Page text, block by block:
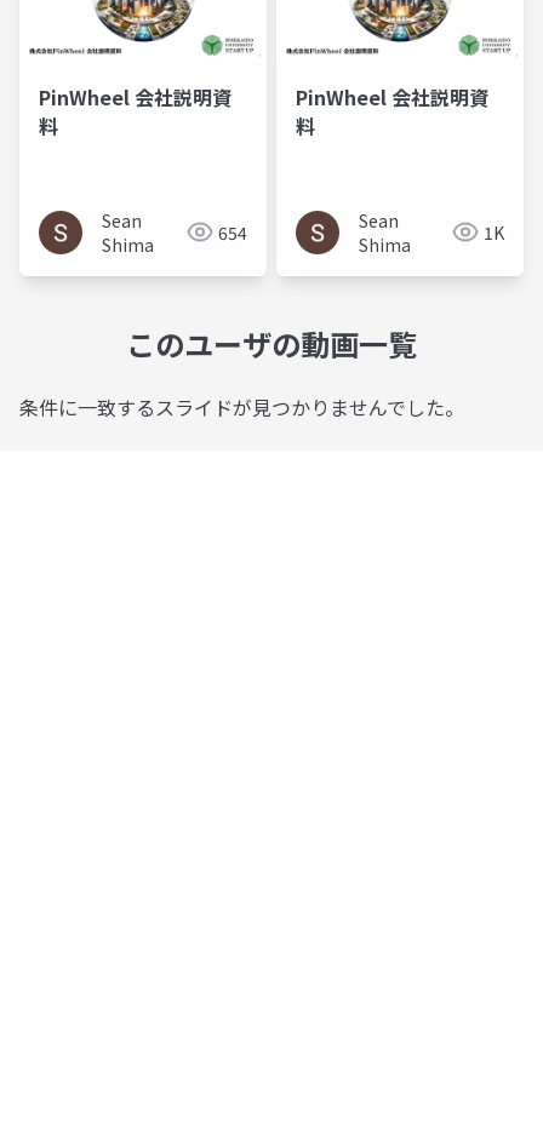
PinWheel 会社説明資
料
Sean
Shima
654
PinWheel 会社説明資
料
Sean
Shima
1K
このユーザの動画一覧
条件に一致するスライドが見つかりませんでした。